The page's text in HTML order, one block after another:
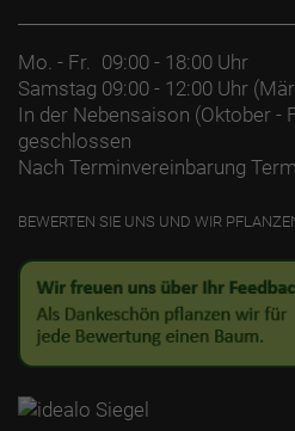
Mo. - Fr. 09:00 - 18:00 Uhr
Samstag 09:00 - 12:00 Uhr
In der Nebensaison (Oktober -
geschlossen
Nach Terminvereinbarung
BEWERTEN SIE UNS UND WIR